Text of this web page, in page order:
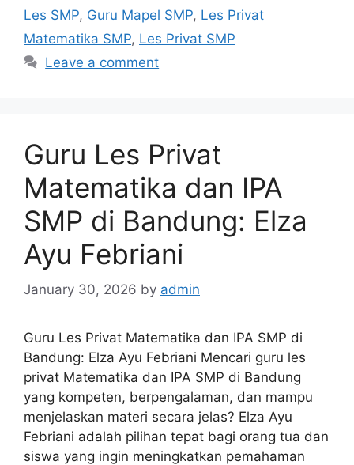
Les SMP, Guru Mapel SMP, Les Privat
Matematika SMP, Les Privat SMP
Leave a comment
Guru Les Privat
Matematika dan IPA
SMP di Bandung: Elza
Ayu Febriani
January 30, 2026 by admin
Guru Les Privat Matematika dan IPA SMP di
Bandung: Elza Ayu Febriani Mencari guru les
privat Matematika dan IPA SMP di Bandung
yang kompeten, berpengalaman, dan mampu
menjelaskan materi secara jelas? Elza Ayu
Febriani adalah pilihan tepat bagi orang tua dan
siswa yang ingin meningkatkan pemahaman